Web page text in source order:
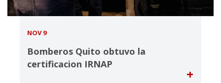
NOV 9
Bomberos Quito obtuvo la
certificacion IRNAP
+